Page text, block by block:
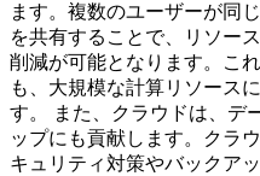
ます。複数のユーザーが同
を共有することで、リソー
削減が可能となります。こ
も、大規模な計算リソース
す。 また、クラウドは、デ
ップにも貢献します。クラ
キュリティ対策やバックア